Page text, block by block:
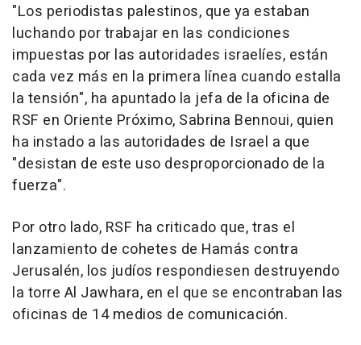
"Los periodistas palestinos, que ya estaban
luchando por trabajar en las condiciones
impuestas por las autoridades israelíes, están
cada vez más en la primera línea cuando estalla
la tensión", ha apuntado la jefa de la oficina de
RSF en Oriente Próximo, Sabrina Bennoui, quien
ha instado a las autoridades de Israel a que
"desistan de este uso desproporcionado de la
fuerza".
Por otro lado, RSF ha criticado que, tras el
lanzamiento de cohetes de Hamás contra
Jerusalén, los judíos respondiesen destruyendo
la torre Al Jawhara, en el que se encontraban las
oficinas de 14 medios de comunicación.